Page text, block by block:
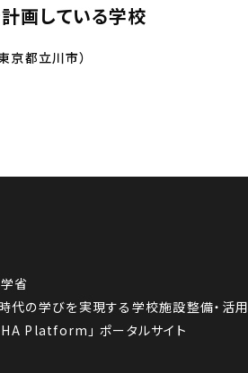
画している学校
京都立川市）
省
代の学びを実現する学校施設整備・活
Platform」 ポータルサイト